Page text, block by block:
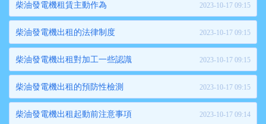
柴油發電機租賃主動作為 2023-10-17 09:15
柴油發電機出租的法律制度 2023-10-17 09:15
柴油發電機出租對加工一些認識 2023-10-17 09:15
柴油發電機出租的預防性檢測 2023-10-17 09:15
柴油發電機出租起動前注意事項 2023-10-17 09:14